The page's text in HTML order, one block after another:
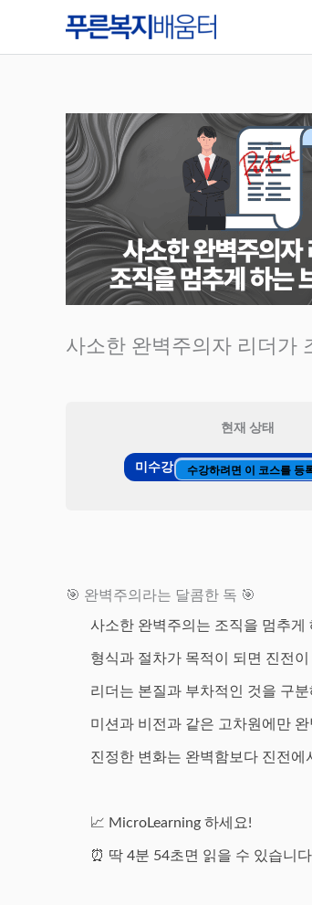
사소한 완벽주의자 리더가
현재 상태
미수강 수강하려면 이 코스를 등
🎯 완벽주의라는 달콤한 독 🎯
사소한 완벽주의는 조직을 멈추게
형식과 절차가 목적이 되면 진전이
리더는 본질과 부차적인 것을 구
미션과 비전과 같은 고차원에만
진정한 변화는 완벽함보다 진전에
📈 MicroLearning 하세요!
⏰ 딱 4분 54초면 읽을 수 있습니